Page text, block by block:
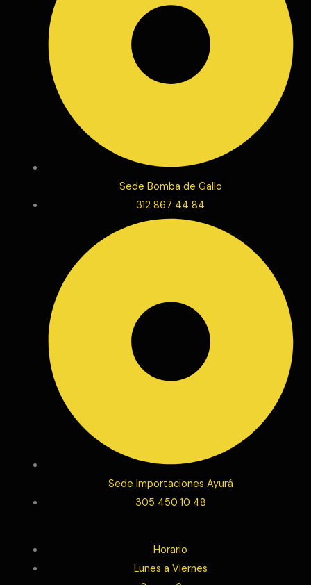
Sede Bomba de Gallo
312 867 44 84
Sede Importaciones Ayurá
305 450 10 48
Horario
Lunes a Viernes